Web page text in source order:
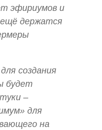
эфириумов и
ещё держатся
создания
будет
–
для
на